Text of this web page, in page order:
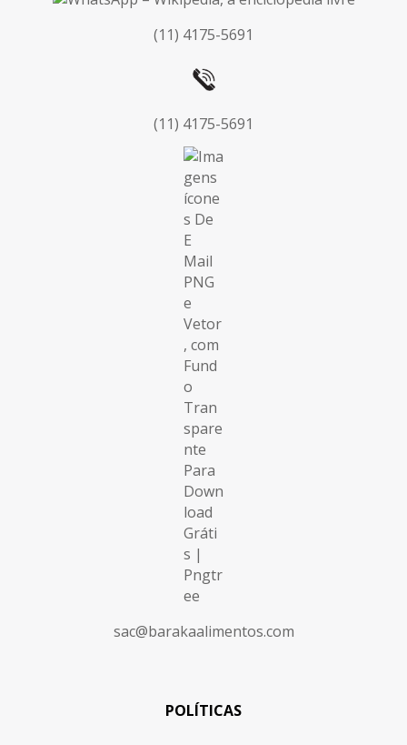
(11) 4175-5691
(11) 4175-5691
sac@barakaalimentos.com
POLÍTICAS